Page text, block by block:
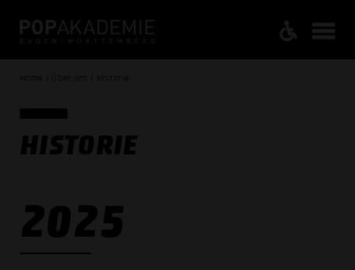
Home / Über uns / Historie
HISTORIE
2025